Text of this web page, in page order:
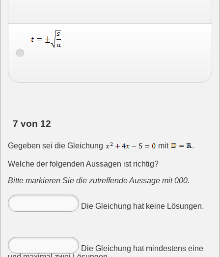
7 von 12
Gegeben sei die Gleichung mit .
Welche der folgenden Aussagen ist richtig?
Bitte markieren Sie die zutreffende Aussage mit 000.
Die Gleichung hat keine Lösungen.
Die Gleichung hat mindestens eine